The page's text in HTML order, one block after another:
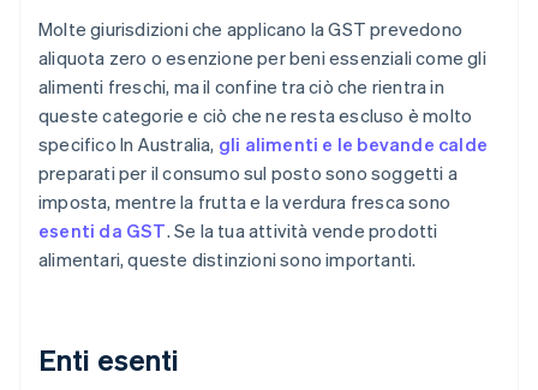
Molte giurisdizioni che applicano la GST prevedono
aliquota zero o esenzione per beni essenziali come gli
alimenti freschi, ma il confine tra ciò che rientra in
queste categorie e ciò che ne resta escluso è molto
specifico In Australia, gli alimenti e le bevande calde
preparati per il consumo sul posto sono soggetti a
imposta, mentre la frutta e la verdura fresca sono
esenti da GST. Se la tua attività vende prodotti
alimentari, queste distinzioni sono importanti.
Enti esenti